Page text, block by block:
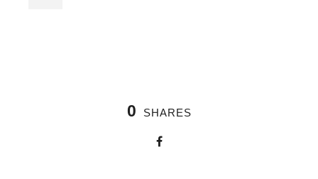
0 SHARES